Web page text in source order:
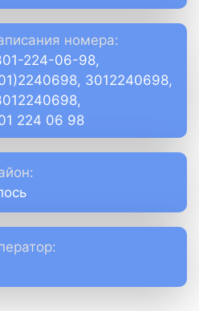
номера:
224-06-98,
3012240698,
224 06 98